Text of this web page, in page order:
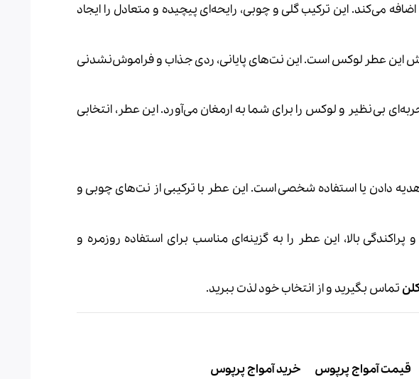
این ترکیب گلی و چوبی، رایحه‌ای پیچیده و متعادل را ایجاد
این عطر لوکس است. این نت‌های پایانی، ردی جذاب و فراموش‌نشدنی
بی‌نظیر و لوکس را برای شما به ارمغان می‌آورد. این عطر، انتخابی
دادن یا استفاده شخصی است. این عطر با ترکیبی از نت‌های چوبی و
بالا، این عطر را به گزینه‌ای مناسب برای استفاده روزمره و
تماس بگیرید و از انتخاب خود لذت ببرید.
قیمت آمواج پرپوس خرید آمواج پرپوس